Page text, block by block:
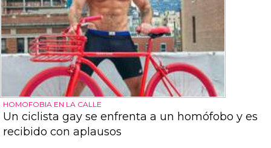
HOMOFOBIA EN LA CALLE
Un ciclista gay se enfrenta a un homófobo y es
recibido con aplausos